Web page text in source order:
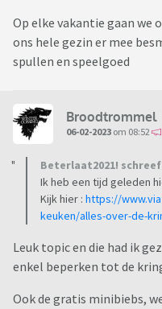
Op elke vakantie gaan we
ons hele gezin er mee
spullen en speelgoed
Broodtrommel
06-02-2023 om 08:52
Beterlaat2021! schreef
Ik heb een tijd geleden
Kijk hier : https://
keuken/alles-over-de-
Leuk topic en die had ik
enkel beperken tot de
Ook de gratis minibiebs,